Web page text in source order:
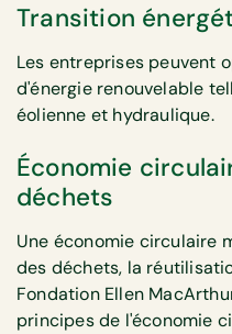
Transition
Les entreprises peuvent
d'énergie renouvelable
éolienne et hydraulique.
Économie
déchets
Une économie circulaire
des déchets, la
Fondation Ellen
principes de l'économie